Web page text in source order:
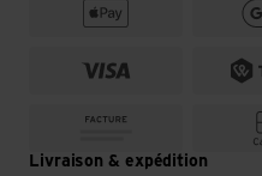
Livraison & expédition